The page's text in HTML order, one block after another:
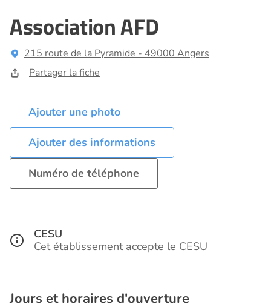
Association AFD
215 route de la Pyramide - 49000 Angers
Partager la fiche
Ajouter des informations
Numéro de téléphone
CESU
Cet établissement accepte le CESU
Jours et horaires d'ouverture